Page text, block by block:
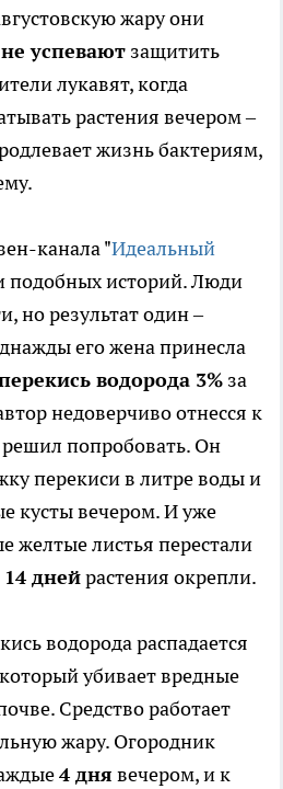
жару они
не успевают защитить
лукавят, когда
растения вечером –
жизнь бактериям,
канала "Идеальный
подобных историй. Люди
но результат один –
его жена принесла
водорода 3% за
недоверчиво отнесся к
решил попробовать. Он
перекиси в литре воды и
кусты вечером. И уже
желтые листья перестали
14 днейрастения окрепли.
водорода распадается
убивает вредные
Средство работает
жару. Огородник
4 дня вечером, и к